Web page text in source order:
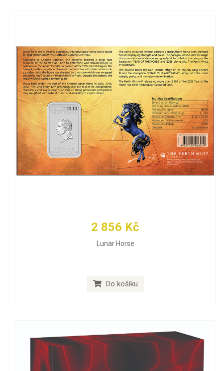
2 856 Kč
Lunar Horse
Do košíku